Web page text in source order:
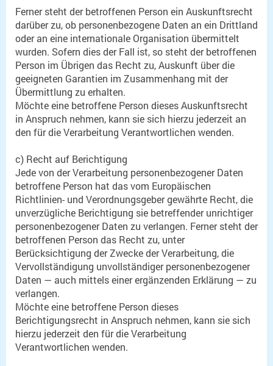
Ferner steht der betroffenen Person ein Auskunftsrecht
darüber zu, ob personenbezogene Daten an ein Drittland
oder an eine internationale Organisation übermittelt
wurden. Sofern dies der Fall ist, so steht der betroffenen
Person im Übrigen das Recht zu, Auskunft über die
geeigneten Garantien im Zusammenhang mit der
Übermittlung zu erhalten.
Möchte eine betroffene Person dieses Auskunftsrecht
in Anspruch nehmen, kann sie sich hierzu jederzeit an
den für die Verarbeitung Verantwortlichen wenden.
c) Recht auf Berichtigung
Jede von der Verarbeitung personenbezogener Daten
betroffene Person hat das vom Europäischen
Richtlinien- und Verordnungsgeber gewährte Recht, die
unverzügliche Berichtigung sie betreffender unrichtiger
personenbezogener Daten zu verlangen. Ferner steht der
betroffenen Person das Recht zu, unter
Berücksichtigung der Zwecke der Verarbeitung, die
Vervollständigung unvollständiger personenbezogener
Daten — auch mittels einer ergänzenden Erklärung — zu
verlangen.
Möchte eine betroffene Person dieses
Berichtigungsrecht in Anspruch nehmen, kann sie sich
hierzu jederzeit den für die Verarbeitung
Verantwortlichen wenden.